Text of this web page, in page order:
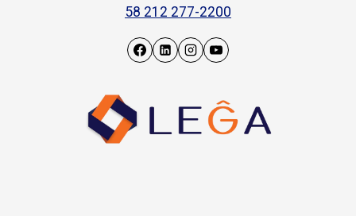
58 212 277-2200